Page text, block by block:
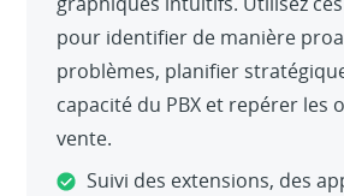
pour identifier de manière
problèmes, planifier
capacité du PBX et repérer les
vente.
Suivi des extensions, des